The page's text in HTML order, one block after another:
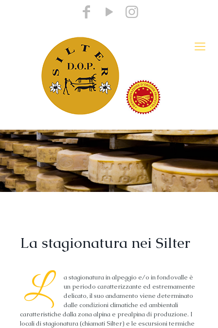
La stagionatura nei Silter
L
a stagionatura in alpeggio e/o in fondovalle è
un periodo caratterizzante ed estremamente
delicato, il suo andamento viene determinato
dalle condizioni climatiche ed ambientali
caratteristiche dalla zona alpina e prealpina di produzione. I
locali di stagionatura (chiamati Silter) e le escursioni termiche